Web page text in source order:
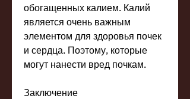
обогащенных калием. Калий
является очень важным
элементом для здоровья почек
и сердца. Поэтому, которые
могут нанести вред почкам.
Заключение